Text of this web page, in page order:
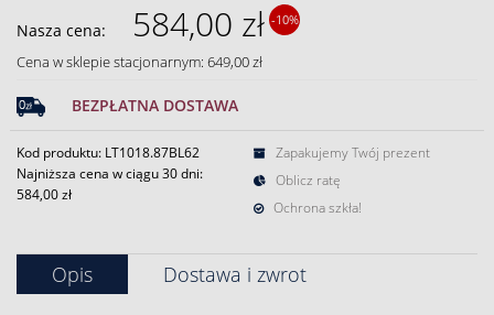
Nasza cena: 584,00 zł -10%
Cena w sklepie stacjonarnym: 649,00 zł
BEZPŁATNA DOSTAWA
Kod produktu: LT1018.87BL62
Najniższa cena w ciągu 30 dni:
584,00 zł
Zapakujemy Twój prezent
Oblicz ratę
Ochrona szkła!
Opis Dostawa i zwrot